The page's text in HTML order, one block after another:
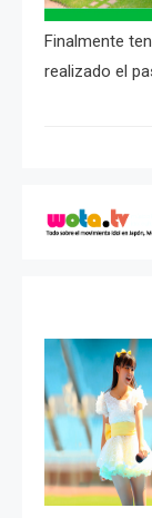
Finalmente
realizado el